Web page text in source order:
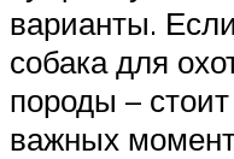
варианты.
собака для
породы –
важных